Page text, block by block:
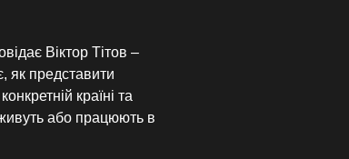
Віктор Тітов –
як представити
країні та
або працюють в